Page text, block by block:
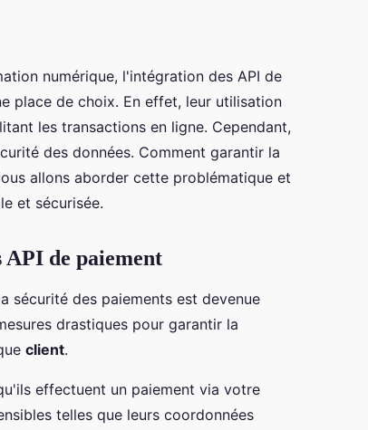
numérique, l'intégration des API de
place de choix. En effet, leur utilisation
les transactions en ligne. Cependant,
des données. Comment garantir la
allons aborder cette problématique et
et sécurisée.
API de paiement
sécurité des paiements est devenue
drastiques pour garantir la
client.
effectuent un paiement via votre
telles que leurs coordonnées